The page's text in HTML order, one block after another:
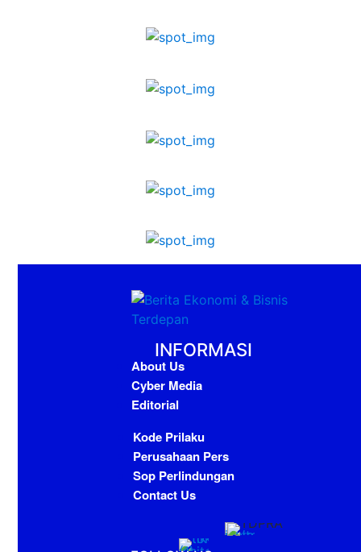
INFORMASI
About Us
Cyber Media
Editorial
Kode Prilaku
Perusahaan Pers
Sop Perlindungan
Contact Us